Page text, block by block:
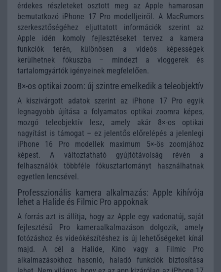
érdekes részleteket osztott meg az Apple hamarosan
bemutatkozó iPhone 17 Pro modelljeiről. A MacRumors
szerkesztőségéhez eljuttatott információk szerint az
Apple idén komoly fejlesztéseket tervez a kamera
funkciók terén, különösen a videós képességek
kerülhetnek fókuszba – mindezt a vloggerek és
tartalomgyártók igényeinek megfelelően.
8×-os optikai zoom: új szintre emelkedik a teleobjektív
A kiszivárgott adatok szerint az iPhone 17 Pro egyik
legnagyobb újítása a folyamatos optikai zoomra képes,
mozgó teleobjektív lesz, amely akár 8×-os optikai
nagyítást is támogat – ez jelentős előrelépés a jelenlegi
iPhone 16 Pro modellek maximum 5×-ös zoomjához
képest. A változtatható gyújtótávolság révén a
felhasználók többféle fókusztartományt használhatnak
egyetlen lencsével.
Professzionális kamera alkalmazás: Apple kihívója
lehet a Halide és Filmic Pro appoknak
A forrás azt is állítja, hogy az Apple egy vadonatúj, saját
fejlesztésű Pro kameraalkalmazáson dolgozik, amely
fotózáshoz és videókészítéshez is új lehetőségeket kínál
majd. A cél a Halide, Kino vagy a Filmic Pro
alkalmazásokhoz hasonló, haladó funkciók biztosítása